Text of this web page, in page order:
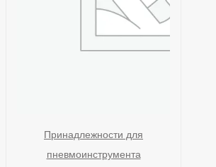
Принадлежности для
пневмоинструмента